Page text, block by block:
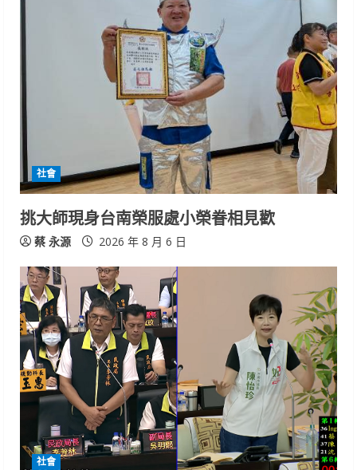
社會
挑大師現身台南榮服處小榮眷相見歡
蔡 永源 2026 年 8 月 6 日
社會